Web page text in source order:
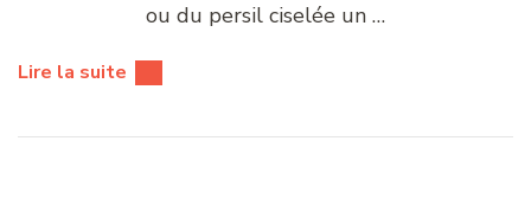
ou du persil ciselée un …
Lire la suite